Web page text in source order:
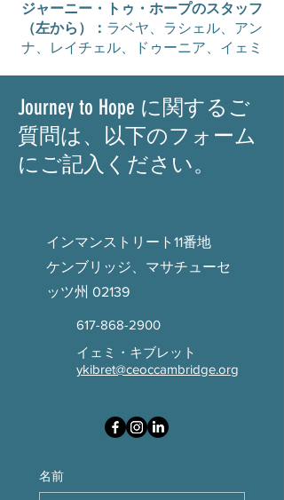
ジャーニー・トゥ・ホープのスタッフ
（左から）： ラベヤ、ラシェル、アン
ナ、レイチェル、ドゥーニア、イェミ
Journey to Hope に関するご
質問は、以下のフォーム
にご記入ください。
インマンストリート11番地
ケンブリッジ、マサチューセ
ッツ州 02139
617-868-2900
イェミ・キブレット
ykibret@ceoccambridge.org
名前